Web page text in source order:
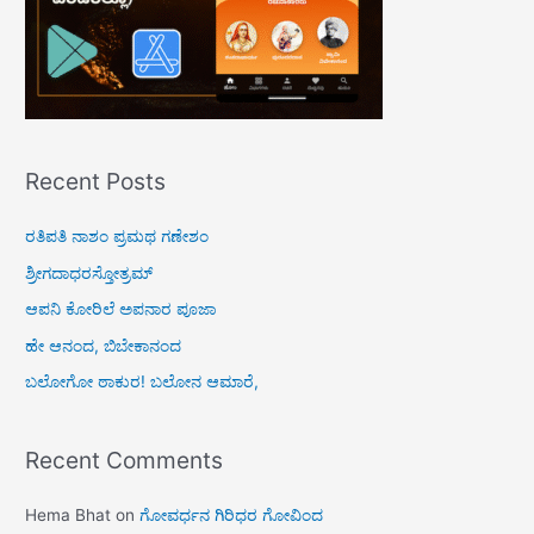
Recent Posts
ರತಿಪತಿ ನಾಶಂ ಪ್ರಮಥ ಗಣೇಶಂ
ಶ್ರೀಗದಾಧರಸ್ತೋತ್ರಮ್
ಆಪನಿ ಕೋರಿಲೆ ಅಪನಾರ ಪೂಜಾ
ಹೇ ಆನಂದ, ಬಿಬೇಕಾನಂದ
ಬಲೋಗೋ ಠಾಕುರ! ಬಲೋನ ಆಮಾರೆ,
Recent Comments
Hema Bhat onಗೋವರ್ಧನ ಗಿರಿಧರ ಗೋವಿಂದ